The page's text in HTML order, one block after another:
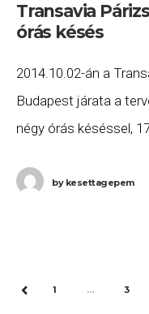
Transavia
órás késés
2014.10.02-án a
Budapest járata a
négy órás késéssel,
bykesettagepem
PREV1 … 3